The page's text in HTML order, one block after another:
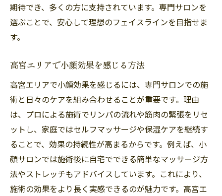
輪郭をすっきり見せるセルフケアポイント
小顔効果を高める日常の習慣とは
小顔マッサージで癒やしと美しさを実現
リラクサロンの小顔施術の特徴とは
ストレス解消にも役立つ小顔ケア法
美容と健康両方に嬉しい小顔マッサージ
期待でき、多くの方に支持されています。専門サロンを
選ぶことで、安心して理想のフェイスラインを目指せま
す。
高宮エリアで小顔効果を感じる方法
高宮エリアで小顔効果を感じるには、専門サロンでの施
術と日々のケアを組み合わせることが重要です。理由
は、プロによる施術でリンパの流れや筋肉の緊張をリセ
ットし、家庭ではセルフマッサージや保湿ケアを継続す
ることで、効果の持続性が高まるからです。例えば、小
顔サロンでは施術後に自宅でできる簡単なマッサージ方
法やストレッチもアドバイスしています。これにより、
施術の効果をより長く実感できるのが魅力です。高宮エ